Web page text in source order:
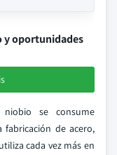
y oportunidades
niobio se consume
de acero,
cada vez más en